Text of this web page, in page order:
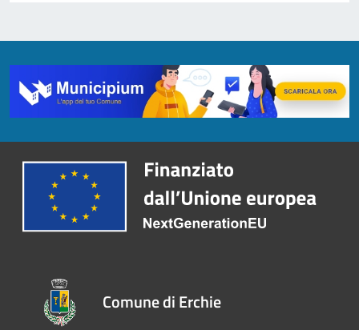
Comune di Erchie